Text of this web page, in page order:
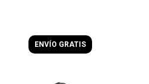
ENVÍO GRATIS